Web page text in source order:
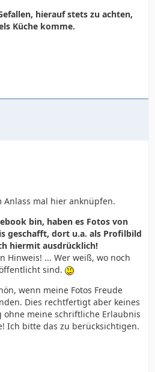
hierauf stets zu achten,
Küche komme.
Anlass mal hier anknüpfen.
bin, haben es Fotos von
geschafft, dort u.a. als Profilbild
hiermit ausdrücklich!
Hinweis! ... Wer weiß, wo noch
sind.
wenn meine Fotos Freude
Dies rechtfertigt aber keines
ohne meine schriftliche Erlaubnis
Ich bitte das zu berücksichtigen.